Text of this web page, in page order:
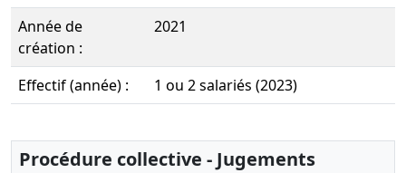
Année de
création :
2021
Effectif (année) : 1 ou 2 salariés (2023)
Procédure collective - Jugements